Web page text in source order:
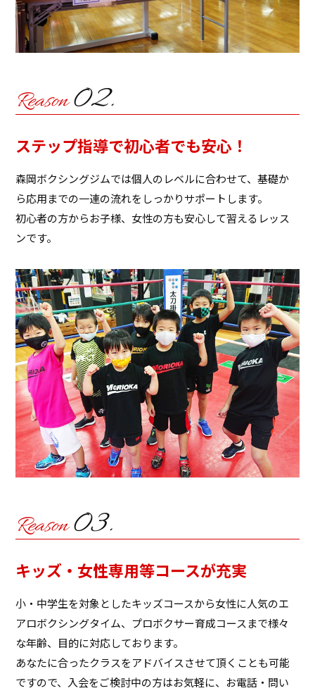
ステップ指導で初心者でも安心！
森岡ボクシングジムでは個人のレベルに合わせて、基礎か
ら応用までの一連の流れをしっかりサポートします。
初心者の方からお子様、女性の方も安心して習えるレッス
ンです。
キッズ・女性専用等コースが充実
小・中学生を対象としたキッズコースから女性に人気のエ
アロボクシングタイム、プロボクサー育成コースまで様々
な年齢、目的に対応しております。
あなたに合ったクラスをアドバイスさせて頂くことも可能
ですので、入会をご検討中の方はお気軽に、お電話・問い